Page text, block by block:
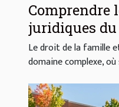
Comprendre
juridiques
famille et du
Le droit de la famille
domaine complexe,